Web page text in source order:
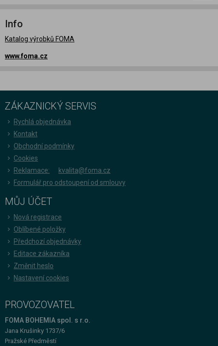
Info
Katalog výrobků FOMA
www.foma.cz
ZÁKAZNICKÝ SERVIS
Rychlá objednávka
Kontakt
Obchodní podmínky
Cookies
Reklamace:
kvalita@foma.cz
Formulář pro odstoupení od smlouvy
MŮJ ÚČET
Nová registrace
Oblíbené položky
Předchozí objednávky
Editace zákazníka
Změnit heslo
Nastavení cookies
PROVOZOVATEL
FOMA BOHEMIA spol. s r.o.
Jana Krušinky 1737/6
Pražské Předměstí